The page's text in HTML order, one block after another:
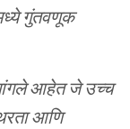
गुंतवणूक
आहेत जे उच्च
आणि